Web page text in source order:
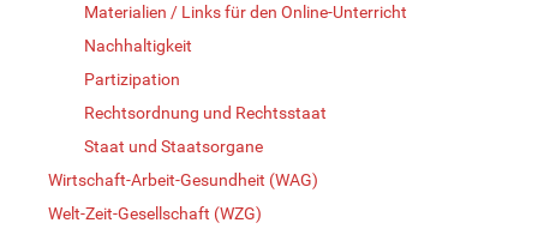
Materialien / Links für den Online-Unterricht
Nachhaltigkeit
Partizipation
Rechtsordnung und Rechtsstaat
Staat und Staatsorgane
Wirtschaft-Arbeit-Gesundheit (WAG)
Welt-Zeit-Gesellschaft (WZG)